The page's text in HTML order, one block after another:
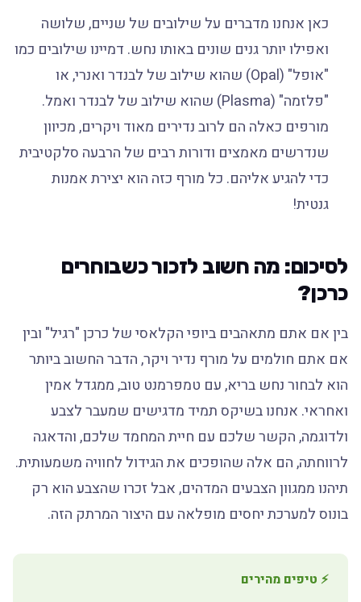
כאן אנחנו מדברים על שילובים של שניים, שלושה
ואפילו יותר גנים שונים באותו נחש. דמיינו שילובים כמו
"אופל" (Opal) שהוא שילוב של לבנדר ואנרי, או
"פלזמה" (Plasma) שהוא שילוב של לבנדר ואמל.
מורפים כאלה הם לרוב נדירים מאוד ויקרים, מכיוון
שנדרשים מאמצים ודורות רבים של הרבעה סלקטיבית
כדי להגיע אליהם. כל מורף כזה הוא יצירת אמנות
גנטית!
לסיכום: מה חשוב לזכור כשבוחרים
כרכן?
בין אם אתם מתאהבים ביופי הקלאסי של כרכן "רגיל" ובין
אם אתם חולמים על מורף נדיר ויקר, הדבר החשוב ביותר
הוא לבחור נחש בריא, עם טמפרמנט טוב, ממגדל אמין
ואחראי. אנחנו בשיקס תמיד מדגישים שמעבר לצבע
ולדוגמה, הקשר שלכם עם חיית המחמד שלכם, והדאגה
לרווחתה, הם אלה שהופכים את הגידול לחוויה משמעותית.
תיהנו ממגוון הצבעים המדהים, אבל זכרו שהצבע הוא רק
בונוס למערכת יחסים מופלאה עם היצור המרתק הזה.
⚡ טיפים מהירים